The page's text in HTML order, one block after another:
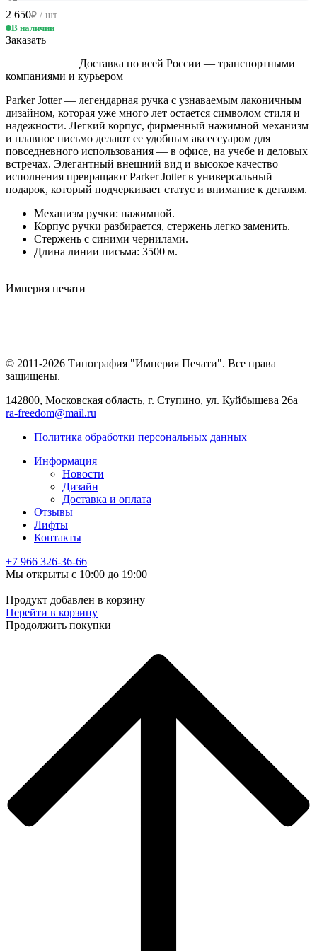
2 650₽ / шт.
В наличии
Заказать
Доставка по всей России — транспортными
компаниями и курьером
Parker Jotter — легендарная ручка с узнаваемым лаконичным
дизайном, которая уже много лет остается символом стиля и
надежности. Легкий корпус, фирменный нажимной механизм
и плавное письмо делают ее удобным аксессуаром для
повседневного использования — в офисе, на учебе и деловых
встречах. Элегантный внешний вид и высокое качество
исполнения превращают Parker Jotter в универсальный
подарок, который подчеркивает статус и внимание к деталям.
Механизм ручки: нажимной.
Корпус ручки разбирается, стержень легко заменить.
Стержень с синими чернилами.
Длина линии письма: 3500 м.
Империя печати
© 2011-2026 Типография "Империя Печати". Все права
защищены.
142800, Московская область, г. Ступино, ул. Куйбышева 26а
ra-freedom@mail.ru
Политика обработки персональных данных
Информация
Новости
Дизайн
Доставка и оплата
Отзывы
Лифты
Контакты
+7 966 326-36-66
Мы открыты с 10:00 до 19:00
Продукт добавлен в корзину
Перейти в корзину
Продолжить покупки